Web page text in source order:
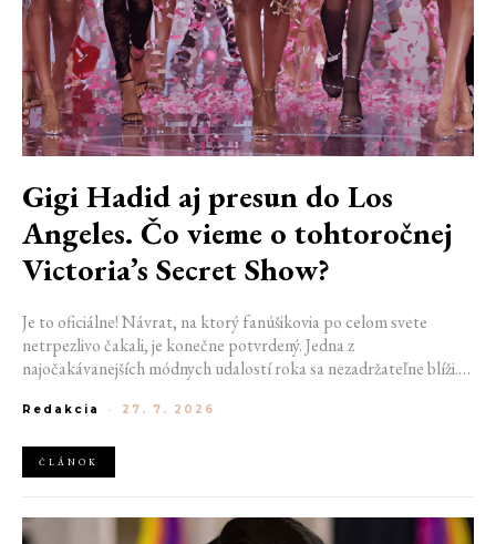
Gigi Hadid aj presun do Los
Angeles. Čo vieme o tohtoročnej
Victoria’s Secret Show?
Je to oficiálne! Návrat, na ktorý fanúšikovia po celom svete
netrpezlivo čakali, je konečne potvrdený. Jedna z
najočakávanejších módnych udalostí roka sa nezadržateľne blíži.
veľké novinky. Organizátori už prezradili miesto konania
prejde po ikonickom móle.
Redakcia - 27. 7. 2026
ČLÁNOK